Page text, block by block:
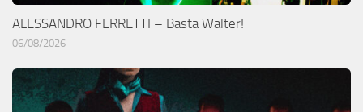
ALESSANDRO FERRETTI – Basta Walter!
06/08/2026